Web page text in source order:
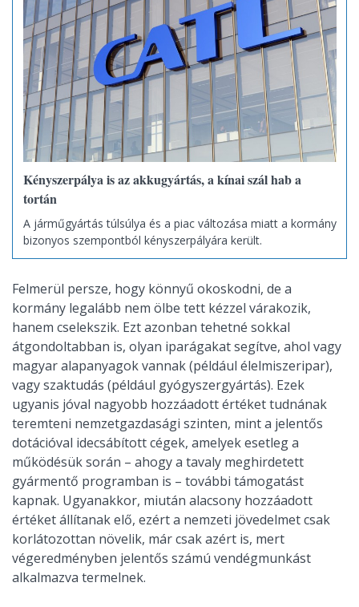
Kényszerpálya is az akkugyártás, a kínai szál hab a
tortán
A járműgyártás túlsúlya és a piac változása miatt a kormány
bizonyos szempontból kényszerpályára került.
Felmerül persze, hogy könnyű okoskodni, de a
kormány legalább nem ölbe tett kézzel várakozik,
hanem cselekszik. Ezt azonban tehetné sokkal
átgondoltabban is, olyan iparágakat segítve, ahol vagy
magyar alapanyagok vannak (például élelmiszeripar),
vagy szaktudás (például gyógyszergyártás). Ezek
ugyanis jóval nagyobb hozzáadott értéket tudnának
teremteni nemzetgazdasági szinten, mint a jelentős
dotációval idecsábított cégek, amelyek esetleg a
működésük során – ahogy a tavaly meghirdetett
gyármentő programban is – további támogatást
kapnak. Ugyanakkor, miután alacsony hozzáadott
értéket állítanak elő, ezért a nemzeti jövedelmet csak
korlátozottan növelik, már csak azért is, mert
végeredményben jelentős számú vendégmunkást
alkalmazva termelnek.